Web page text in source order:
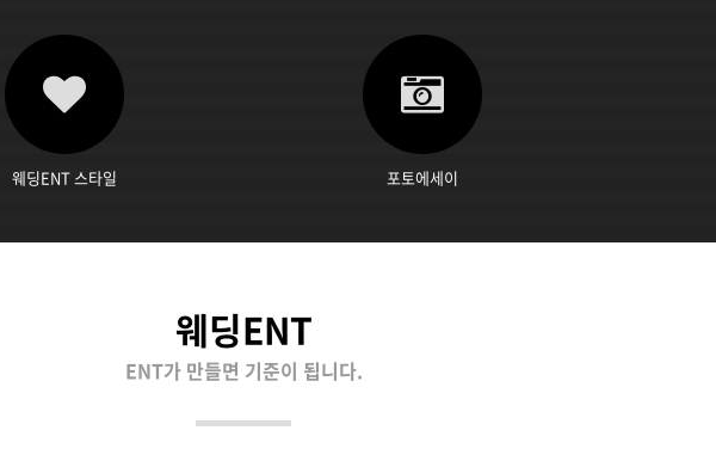
웨딩ENT 스타일 포토에세이
웨딩ENT
ENT가 만들면 기준이 됩니다.